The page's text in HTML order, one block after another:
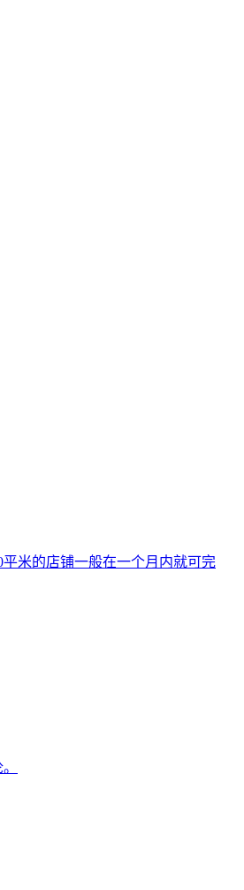
米的店铺一般在一个月内就可完